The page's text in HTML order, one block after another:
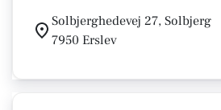
Solbjerghedevej 27, Solbjerg
7950 Erslev